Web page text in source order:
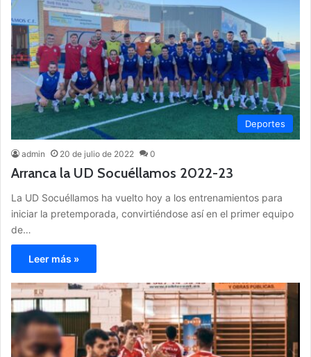
Deportes
admin 20 de julio de 2022 0
Arranca la UD Socuéllamos 2022-23
La UD Socuéllamos ha vuelto hoy a los entrenamientos para
iniciar la pretemporada, convirtiéndose así en el primer equipo
de…
Leer más »